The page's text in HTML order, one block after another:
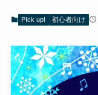
PIck up! 初心者向け